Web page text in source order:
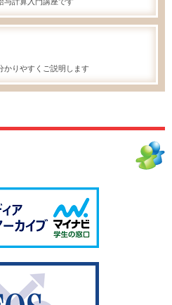
かりやすくご説明します